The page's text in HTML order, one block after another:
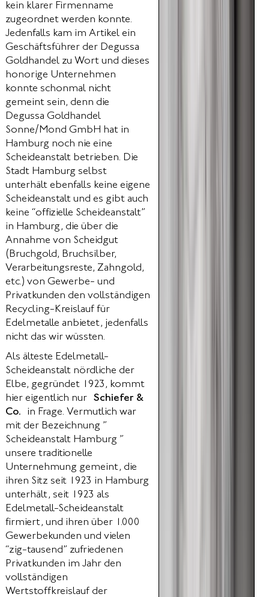
kein klarer Firmenname
zugeordnet werden konnte.
Jedenfalls kam im Artikel ein
Geschäftsführer der Degussa
Goldhandel zu Wort und dieses
honorige Unternehmen
konnte schonmal nicht
gemeint sein, denn die
Degussa Goldhandel
Sonne/Mond GmbH hat in
Hamburg noch nie eine
Scheideanstalt betrieben. Die
Stadt Hamburg selbst
unterhält ebenfalls keine eigene
Scheideanstalt und es gibt auch
keine “offizielle Scheideanstalt”
in Hamburg, die über die
Annahme von Scheidgut
(Bruchgold, Bruchsilber,
Verarbeitungsreste, Zahngold,
etc.) von Gewerbe- und
Privatkunden den vollständigen
Recycling-Kreislauf für
Edelmetalle anbietet, jedenfalls
nicht das wir wüssten.
Als älteste Edelmetall-
Scheideanstalt nördliche der
Elbe, gegründet 1923, kommt
hier eigentlich nur Schiefer &
Co. in Frage. Vermutlich war
mit der Bezeichnung ”
Scheideanstalt Hamburg ”
unsere traditionelle
Unternehmung gemeint, die
ihren Sitz seit 1923 in Hamburg
unterhält, seit 1923 als
Edelmetall-Scheideanstalt
firmiert, und ihren über 1.000
Gewerbekunden und vielen
“zig-tausend” zufriedenen
Privatkunden im Jahr den
vollständigen
Wertstoffkreislauf der